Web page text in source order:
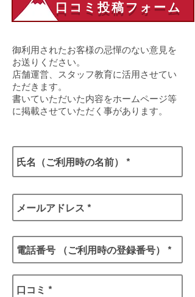
口コミ投稿フォーム
御利用されたお客様の忌憚のない意見を
お送りください。
​店舗運営、スタッフ教育に活用させてい
ただきます。
​書いていただいた内容をホームページ等
に掲載させていただく事があります。